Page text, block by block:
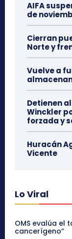
AIFA
de
Cierran
Norte y
Vuelve a
Detienen
Winckler
forzada y
Huracán
Vicente
Lo Viral
OMS evalúa el
cancerígeno”